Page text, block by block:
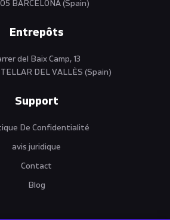
BARCELONA (Spain)
Entrepôts
del Baix Camp, 13
DEL VALLÈS (Spain)
Support
De Confidentialité
avis juridique
Contact
Blog